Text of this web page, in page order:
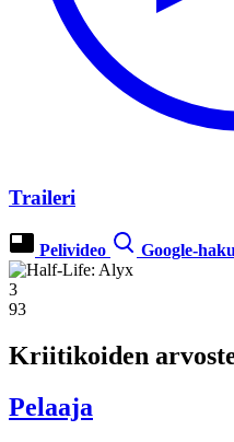
Traileri
Pelivideo Google-haku
3
93
Kriitikoiden
Pelaaja